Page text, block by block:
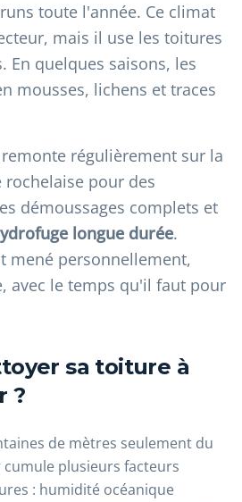
toute l'année. Ce climat
mais il use les toitures
En quelques saisons, les
mousses, lichens et traces
régulièrement sur la
pour des
démoussages complets et
longue durée.
mené personnellement,
avec le temps qu'il faut pour
sa toiture à
?
de mètres seulement du
plusieurs facteurs
: humidité océanique